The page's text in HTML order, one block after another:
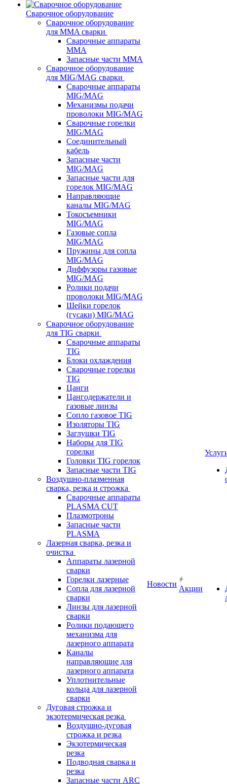
Сварочное оборудование
Сварочное оборудование
для MMA сварки
Сварочные аппараты
MMA
Запасные части MMA
Сварочное оборудование
для MIG/MAG сварки
Сварочные аппараты
MIG/MAG
Механизмы подачи
проволоки MIG/MAG
Сварочные горелки
MIG/MAG
Соединительный
кабель
Запасные части
MIG/MAG
Запасные части для
горелок MIG/MAG
Направляющие
каналы MIG/MAG
Токосъемники
MIG/MAG
Газовые сопла
MIG/MAG
Пружины для сопла
MIG/MAG
Диффузоры газовые
MIG/MAG
Ролики подачи
проволоки MIG/MAG
Шейки горелок
(гусаки) MIG/MAG
Сварочное оборудование
для TIG сварки
Сварочные аппараты
TIG
Блоки охлаждения
Сварочные горелки
TIG
Цанги
Цангодержатели и
газовые линзы
Сопло газовое TIG
Изоляторы TIG
Заглушки TIG
Наборы для TIG
горелки
Головки TIG горелок
Запасные части TIG
Воздушно-плазменная
сварка, резка и строжка
Сварочные аппараты
PLASMA CUT
Плазмотроны
Запасные части
PLASMA
Лазерная сварка, резка и
очистка
Аппараты лазерной
сварки
Горелки лазерные
Сопла для лазерной
сварки
Линзы для лазерной
сварки
Ролики подающего
механизма для
лазерного аппарата
Каналы
направляющие для
лазерного аппарата
Уплотнительные
кольца для лазерной
сварки
Дуговая строжка и
экзотермическая резка
Воздушно-дуговая
строжка и резка
Экзотермическая
резка
Подводная сварка и
резка
Запасные части ARC
Новости
Акции